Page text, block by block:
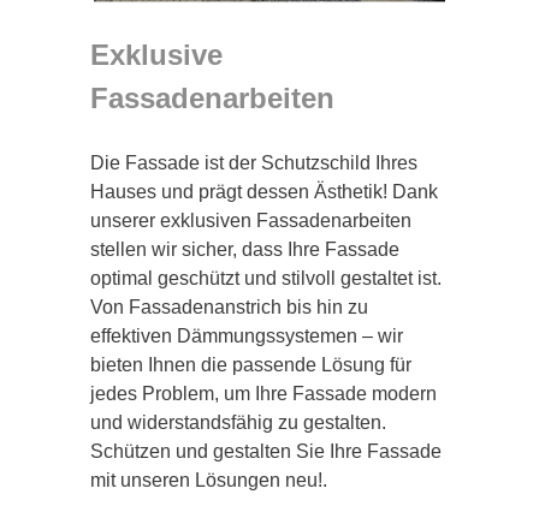
Exklusive
Fassadenarbeiten
Die Fassade ist der Schutzschild Ihres
Hauses und prägt dessen Ästhetik! Dank
unserer exklusiven Fassadenarbeiten
stellen wir sicher, dass Ihre Fassade
optimal geschützt und stilvoll gestaltet ist.
Von Fassadenanstrich bis hin zu
effektiven Dämmungssystemen – wir
bieten Ihnen die passende Lösung für
jedes Problem, um Ihre Fassade modern
und widerstandsfähig zu gestalten.
Schützen und gestalten Sie Ihre Fassade
mit unseren Lösungen neu!.